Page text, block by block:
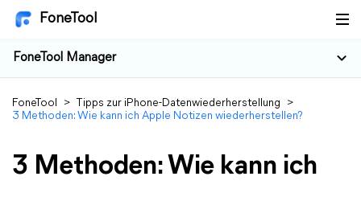
FoneTool
FoneTool Manager
FoneTool > Tipps zur iPhone-Datenwiederherstellung
>
3 Methoden: Wie kann ich Apple Notizen wiederherstellen?
3 Methoden: Wie kann ich